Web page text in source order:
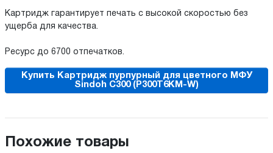
Картридж гарантирует печать с высокой скоростью без
ущерба для качества.
Ресурс до 6700 отпечатков.
Купить Картридж пурпурный для цветного МФУ
Sindoh C300 (P300T6KM-W)
Похожие товары